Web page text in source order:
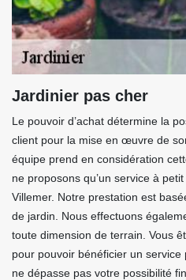
Jardinier pas cher
Le pouvoir d’achat détermine la
client pour la mise en œuvre de
équipe prend en considération
ne proposons qu’un service à
Villemer. Notre prestation est
de jardin. Nous effectuons
toute dimension de terrain. Vous
pour pouvoir bénéficier un
ne dépasse pas votre possibilité